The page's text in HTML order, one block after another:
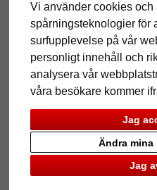
Vi använder cookies och
spårningsteknologier för
surfupplevelse på vår
personligt innehåll och
analysera vår
våra besökare kommer
Jag
Jag
Ändra
Tillbaka